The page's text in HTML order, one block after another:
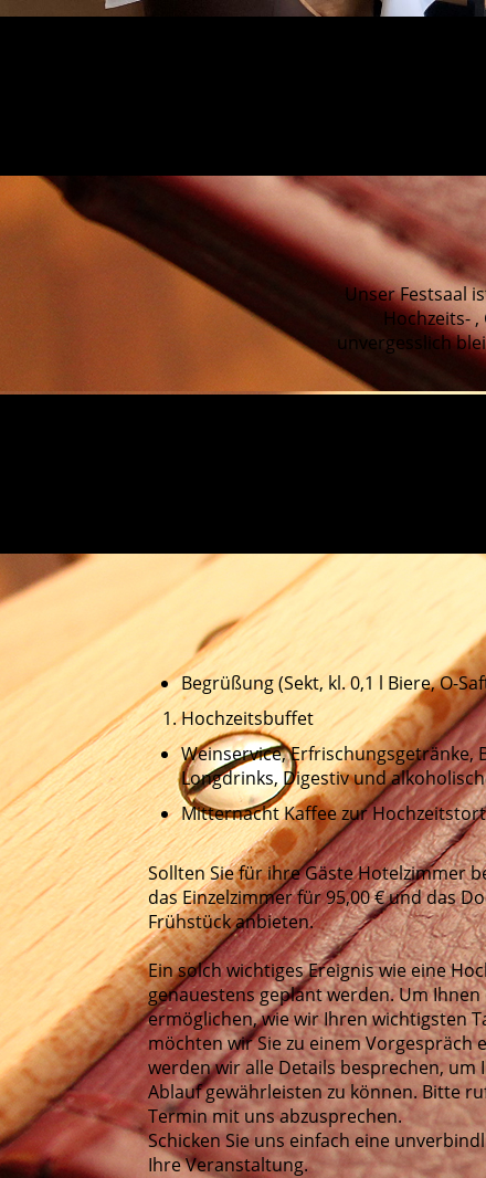
Unser Festsaal
Hochzeits-
unvergesslich
Begrüßung (Sekt, kl. 0,1 l Biere, O-
Hochzeitsbuffet
Weinservice, Erfrischungsgetränke,
Longdrinks, Digestiv und
Mitternacht Kaffee zur
Sollten Sie für ihre Gäste Hotelzimmer
das Einzelzimmer für 95,00 € und das
Frühstück anbieten.
Ein solch wichtiges Ereignis wie eine
genauestens geplant werden. Um Ihnen
ermöglichen, wie wir Ihren wichtigsten
möchten wir Sie zu einem Vor­ge­spräch
werden wir alle Details besprechen, um
Ablauf gewährleisten zu können. Bitte
Termin mit uns abzusprechen.
Schicken Sie uns einfach eine
Ihre Veranstaltung.